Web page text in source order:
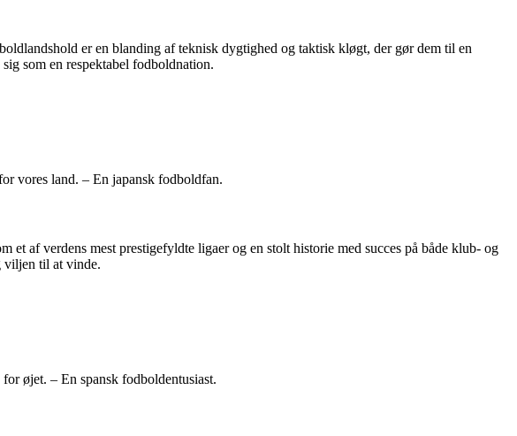
er en blanding af teknisk dygtighed og taktisk kløgt, der gør dem til en
som en respektabel fodboldnation.
vores land. – En japansk fodboldfan.
af verdens mest prestigefyldte ligaer og en stolt historie med succes på både klub- og
viljen til at vinde.
øjet. – En spansk fodboldentusiast.